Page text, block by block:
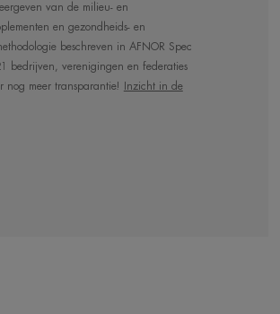
DESKUNDIGE
water van
100% van
van de milieu- en
en gezondheids- en
beschreven in AFNOR Spec
bedrijven, verenigingen en federaties
nog meer transparantie!
Inzicht in de